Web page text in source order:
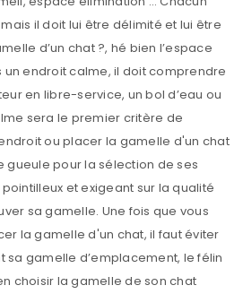
il doit lui être délimité et lui être
d’un chat ?, hé bien l’espace
endroit calme, il doit comprendre
en libre-service, un bol d’eau ou
sera le premier critère de
ou placer la gamelle d'un chat
gueule pour la sélection de ses
et exigeant sur la qualité
sa gamelle. Une fois que vous
la gamelle d'un chat, il faut éviter
sa gamelle d’emplacement, le félin
choisir la gamelle de son chat